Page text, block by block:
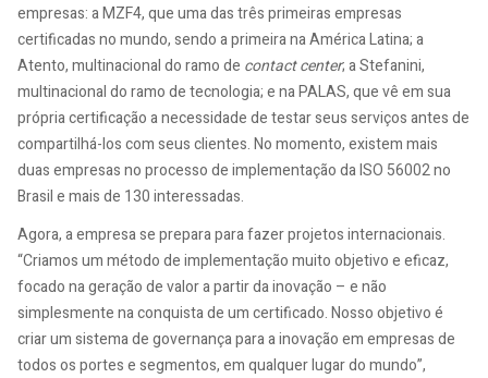
empresas: a MZF4, que uma das três primeiras empresas
certificadas no mundo, sendo a primeira na América Latina; a
Atento, multinacional do ramo de contact center; a Stefanini,
multinacional do ramo de tecnologia; e na PALAS, que vê em sua
própria certificação a necessidade de testar seus serviços antes de
compartilhá-los com seus clientes. No momento, existem mais
duas empresas no processo de implementação da ISO 56002 no
Brasil e mais de 130 interessadas.
Agora, a empresa se prepara para fazer projetos internacionais.
“Criamos um método de implementação muito objetivo e eficaz,
focado na geração de valor a partir da inovação – e não
simplesmente na conquista de um certificado. Nosso objetivo é
criar um sistema de governança para a inovação em empresas de
todos os portes e segmentos, em qualquer lugar do mundo”,